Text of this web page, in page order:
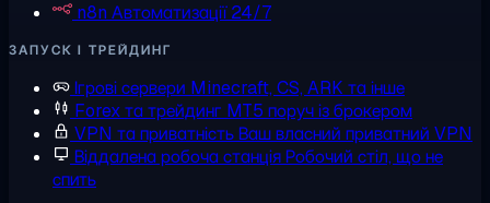
n8n Автоматизації 24/7
ЗАПУСК І ТРЕЙДИНГ
Ігрові сервери Minecraft, CS, ARK та інше
Forex та трейдинг MT5 поруч із брокером
VPN та приватністьВаш власний приватний VPN
Віддалена робоча станціяРобочий стіл, що не
спить